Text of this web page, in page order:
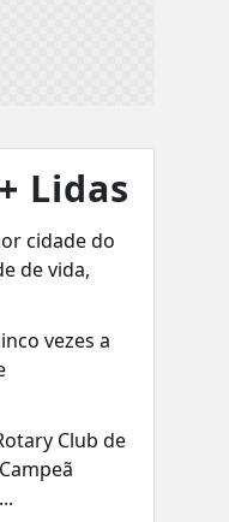
+ Lidas
cidade do
de vida,
vezes a
Club de